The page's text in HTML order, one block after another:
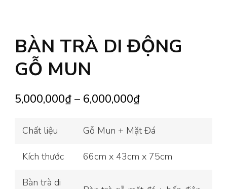
BÀN TRÀ DI ĐỘNG
GỖ MUN
5,000,000₫ – 6,000,000₫
Chất liệu Gỗ Mun + Mặt Đá
Kích thước 66cm x 43cm x 75cm
Bàn trà di